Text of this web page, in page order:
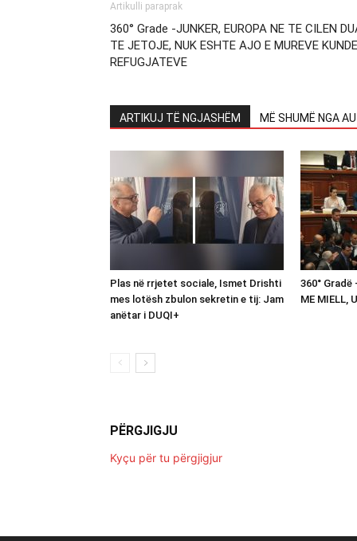
Artikulli paraprak
360° Grade -JUNKER, EUROPA NE TE CILEN
TE JETOJE, NUK ESHTE AJO E MUREVE
REFUGJATEVE
ARTIKUJ TË NGJASHËM MË SHUMË NGA
Plas në rrjetet sociale, Ismet Drishti
mes lotësh zbulon sekretin e tij: Jam
anëtar i DUQI+
360° Gradë
ME MIELL,
PËRGJIGJU
Kyçu për tu përgjigjur